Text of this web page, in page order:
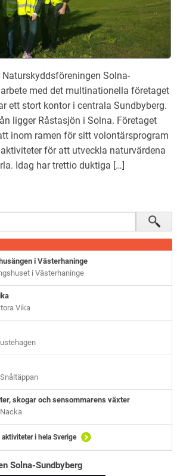
Solna-
med det multinationella företaget
ett stort kontor i centrala Sundbyberg.
ligger Råstasjön i Solna. Företaget
inom ramen för sitt volontärsprogram
för att utveckla naturvärdena
Idag har trettio duktiga […]
i Västerhaninge
i Västerhaninge
Vika
skogar och sensommarens växter
i hela Sverige
Solna-Sundbyberg